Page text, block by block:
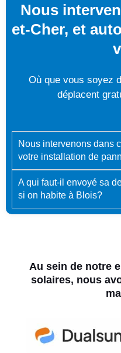
Nous
et-Cher, et
Où que vous soyez
déplacent
Nous intervenons dans
votre installation de
A qui faut-il envoyé sa
si on habite à Blois?
Au sein de notre
solaires, nous